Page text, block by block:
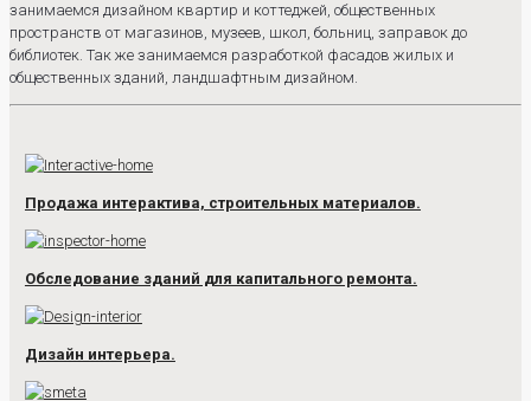
занимаемся дизайном квартир и коттеджей, общественных
пространств от магазинов, музеев, школ, больниц, заправок до
библиотек. Так же занимаемся разработкой фасадов жилых и
общественных зданий, ландшафтным дизайном.
Продажа интерактива, строительных материалов.
Обследование зданий для капитального ремонта.
Дизайн интерьера.